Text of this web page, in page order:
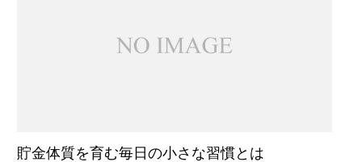
貯金体質を育む毎日の小さな習慣とは